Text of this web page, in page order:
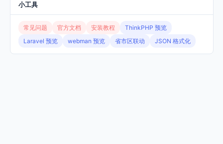
小工具
常见问题 官方文档 安装教程
ThinkPHP 预览
Laravel 预览
webman 预览 省市区联动 JSON 格式化